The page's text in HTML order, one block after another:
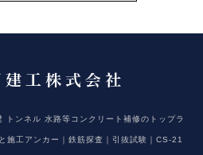
トンネル 水路等コンクリート補修のトップラ
施工アンカー｜鉄筋探査｜引抜試験｜CS-21